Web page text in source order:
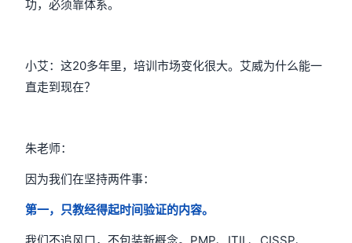
功，必须靠体系。
小艾：这20多年里，培训市场变化很大。艾威为什么能一
直走到现在？
朱老师：
因为我们在坚持两件事：
第一，只教经得起时间验证的内容。